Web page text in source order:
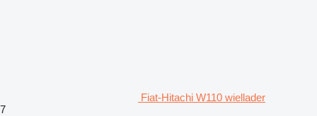
Fiat-Hitachi W110 wiellader
7